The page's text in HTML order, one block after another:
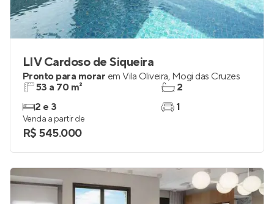
LIV Cardoso de Siqueira
Pronto para morar em Vila Oliveira, Mogi das Cruzes
53 a 70 m²
2 e 3
2
1
Venda a partir de
R$ 545.000